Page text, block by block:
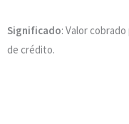
Significado: Valor
de crédito.